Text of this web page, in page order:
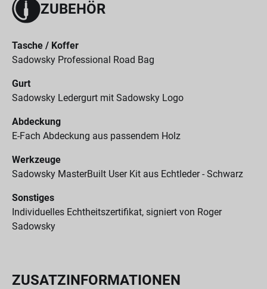
ZUBEHÖR
Tasche / Koffer
Sadowsky Professional Road Bag
Gurt
Sadowsky Ledergurt mit Sadowsky Logo
Abdeckung
E-Fach Abdeckung aus passendem Holz
Werkzeuge
Sadowsky MasterBuilt User Kit aus Echtleder - Schwarz
Sonstiges
Individuelles Echtheitszertifikat, signiert von Roger
Sadowsky
ZUSATZINFORMATIONEN